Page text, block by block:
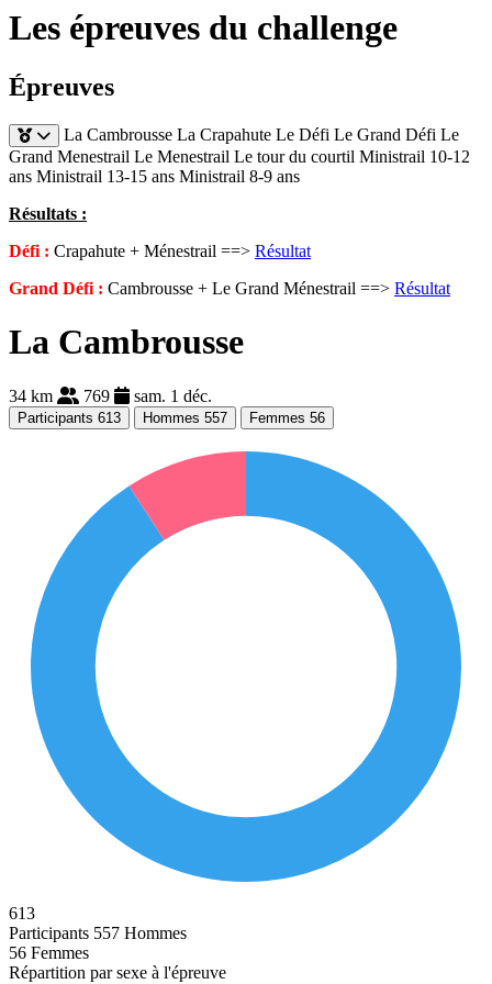
Les épreuves du challenge
Épreuves
La Cambrousse La Crapahute Le Défi Le Grand Défi Le
Grand Menestrail Le Menestrail Le tour du courtil Ministrail 10-12
ans Ministrail 13-15 ans Ministrail 8-9 ans
Résultats :
Défi : Crapahute + Ménestrail ==> Résultat
Grand Défi : Cambrousse + Le Grand Ménestrail ==> Résultat
La Cambrousse
34 km 769 sam. 1 déc.
Participants 613 Hommes 557 Femmes 56
613
Participants 557 Hommes
56 Femmes
Répartition par sexe à l'épreuve